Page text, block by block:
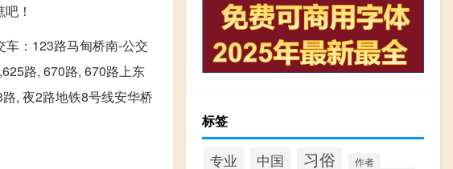
！
车：123路马甸桥南-公交
路, 670路, 670路上东
, 夜2路地铁8号线安华桥
标签
专业 中国 习俗 作者